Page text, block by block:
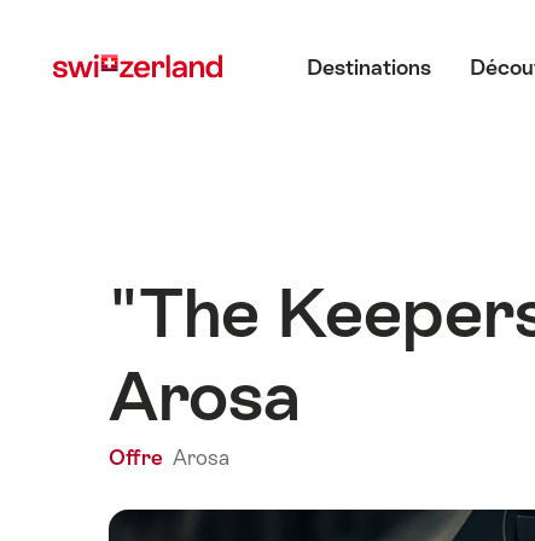
myswitzerland.com
Destinations
"The
Arosa
Offre Arosa